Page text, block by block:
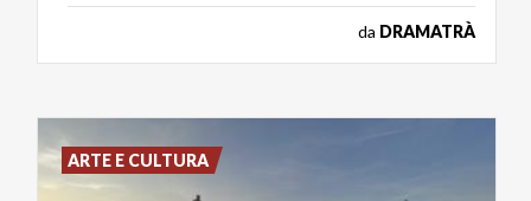
da DRAMATRÀ
ARTE E CULTURA